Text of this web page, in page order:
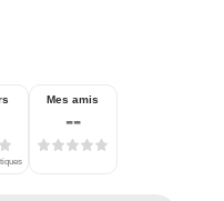
Mes amis
--